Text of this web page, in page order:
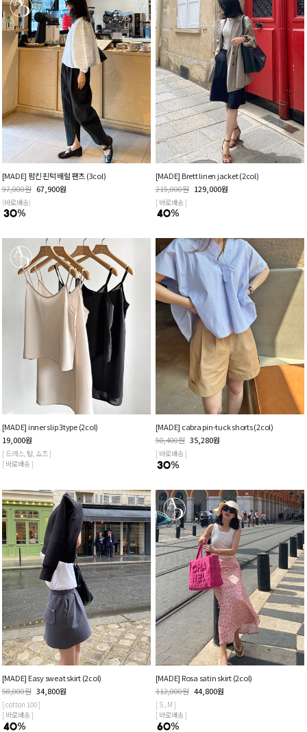
[MADE] 펌킨 핀턱 배럴 팬츠 (3col)
97,000원 67,900원
(바로배송)
[MADE] Brett linen jacket (2col)
215,000원 129,000원
[ 바로배송 ]
[MADE] inner slip 3type (2col)
19,000원
[ 드레스, 탑, 쇼츠 ]
[ 바로배송 ]
[MADE] cabra pin-tuck shorts (2col)
50,400원 35,280원
[ 바로배송 ]
[MADE] Easy sweat skirt (2col)
58,000원 34,800원
[ cotton 100 ]
[ 바로배송 ]
[MADE] Rosa satin skirt (2col)
112,000원 44,800원
[ S , M ]
[ 바로배송 ]